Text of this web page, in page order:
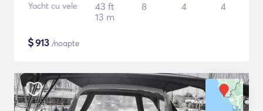
Yacht cu vele
43 ft
13 m
8 4 4
$913 /noapte